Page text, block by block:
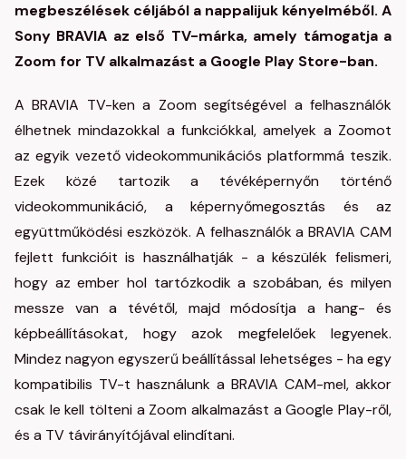
megbeszélések céljából a nappalijuk kényelméből. A
Sony BRAVIA az első TV-márka, amely támogatja a
Zoom for TV alkalmazást a Google Play Store-ban.
A BRAVIA TV-ken a Zoom segítségével a felhasználók
élhetnek mindazokkal a funkciókkal, amelyek a Zoomot
az egyik vezető videokommunikációs platformmá teszik.
Ezek közé tartozik a tévéképernyőn történő
videokommunikáció, a képernyőmegosztás és az
együttműködési eszközök. A felhasználók a BRAVIA CAM
fejlett funkcióit is használhatják - a készülék felismeri,
hogy az ember hol tartózkodik a szobában, és milyen
messze van a tévétől, majd módosítja a hang- és
képbeállításokat, hogy azok megfelelőek legyenek.
Mindez nagyon egyszerű beállítással lehetséges - ha egy
kompatibilis TV-t használunk a BRAVIA CAM-mel, akkor
csak le kell tölteni a Zoom alkalmazást a Google Play-ről,
és a TV távirányítójával elindítani.